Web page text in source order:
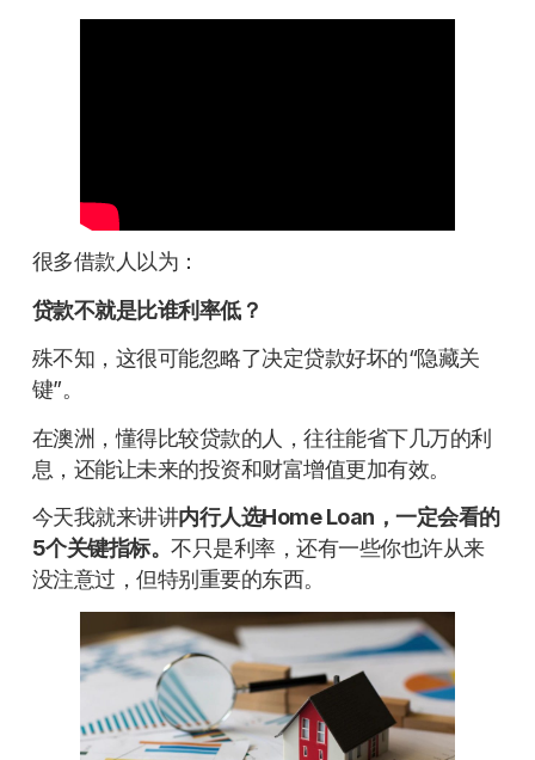
很多借款人以为：
贷款不就是比谁利率低？
殊不知，这很可能忽略了决定贷款好坏的“隐藏关
键”。
在澳洲，懂得比较贷款的人，往往能省下几万的利
息，还能让未来的投资和财富增值更加有效。
今天我就来讲讲内行人选Home Loan，一定会看的
5个关键指标。不只是利率，还有一些你也许从来
没注意过，但特别重要的东西。